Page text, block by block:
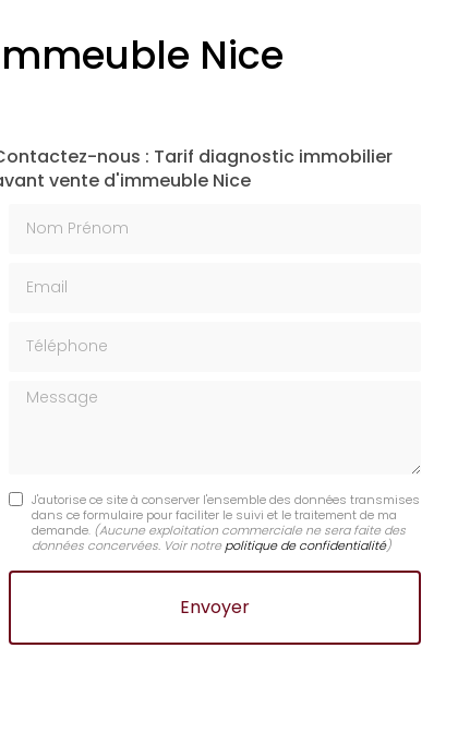
Nice
nous : Tarif diagnostic immobilier
vente d'immeuble Nice
Message
J'autorise ce site à conserver l'ensemble des données transmises
dans ce formulaire pour faciliter le suivi et le traitement de ma
demande. (Aucune exploitation commerciale ne sera faite des
données concervées. Voir notre politique de confidentialité)